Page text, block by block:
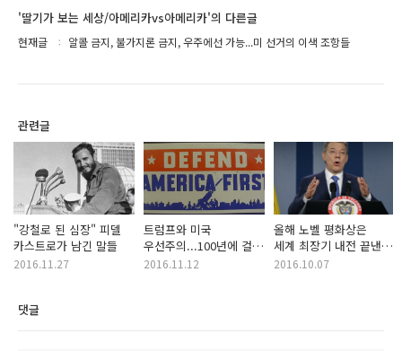
'딸기가 보는 세상/아메리카vs아메리카'의 다른글
현재글 알콜 금지, 불가지론 금지, 우주에선 가능...미 선거의 이색 조항들
관련글
"강철로 된 심장" 피델
카스트로가 남긴 말들
2016.11.27
트럼프와 미국
우선주의...100년에 걸친
'아메리카 퍼스트'의
2016.11.12
올해 노벨 평화상은
세계 최장기 내전 끝낸
콜롬비아의 마누엘
2016.10.07
댓글